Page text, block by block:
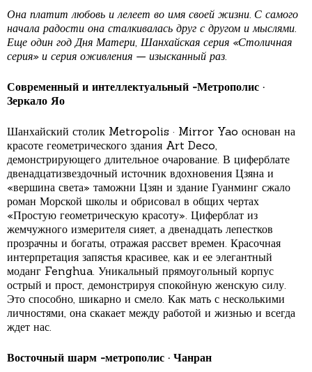
Она платит любовь и лелеет во имя своей жизни. С самого
начала радости она сталкивалась друг с другом и мыслями.
Еще один год Дня Матери, Шанхайская серия «Столичная
серия» и серия оживления — изысканный раз.
Современный и интеллектуальный -Метрополис ·
Зеркало Яо
Шанхайский столик Metropolis · Mirror Yao основан на
красоте геометрического здания Art Deco,
демонстрирующего длительное очарование. В циферблате
двенадцатизвездочный источник вдохновения Цзяна и
«вершина света» таможни Цзян и здание Гуанминг сжало
роман Морской школы и обрисовал в общих чертах
«Простую геометрическую красоту». Циферблат из
жемчужного измерителя сияет, а двенадцать лепестков
прозрачны и богаты, отражая рассвет времен. Красочная
интерпретация запястья красивее, как и ее элегантный
моданг Fenghua. Уникальный прямоугольный корпус
острый и прост, демонстрируя спокойную женскую силу.
Это способно, шикарно и смело. Как мать с несколькими
личностями, она скакает между работой и жизнью и всегда
ждет нас.
Восточный шарм -метрополис · Чанран